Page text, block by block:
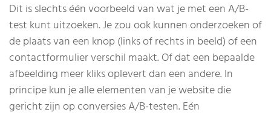
Dit is slechts één voorbeeld van wat je met een A/B-
test kunt uitzoeken. Je zou ook kunnen onderzoeken of
de plaats van een knop (links of rechts in beeld) of een
contactformulier verschil maakt. Of dat een bepaalde
afbeelding meer kliks oplevert dan een andere. In
principe kun je alle elementen van je website die
gericht zijn op conversies A/B-testen. Eén